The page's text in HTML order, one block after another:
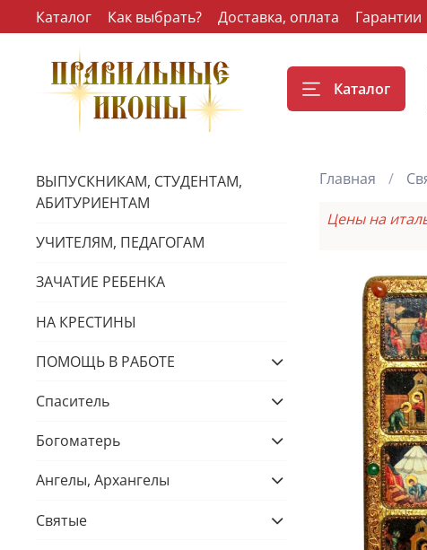
Каталог Как выбрать? Доставка, оплата Гарантии
Каталог
Главная
Цены на
ВЫПУСКНИКАМ, СТУДЕНТАМ,
АБИТУРИЕНТАМ
УЧИТЕЛЯМ, ПЕДАГОГАМ
ЗАЧАТИЕ РЕБЕНКА
НА КРЕСТИНЫ
ПОМОЩЬ В РАБОТЕ
Спаситель
Богоматерь
Ангелы, Архангелы
Святые